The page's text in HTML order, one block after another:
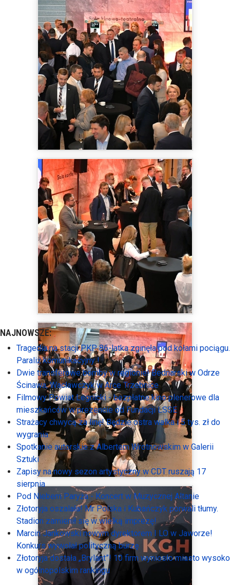
NAJNOWSZE:
Tragedia na stacji PKP. 86-latka zginęła pod kołami pociągu.
Paraliż komunikacyjny !
Dwie transferowe bomby w regionie! Bednarski w Odrze
Ścinawa, Wacławczyk w Arce Trzebnice
Filmowy Powiat Legnicki - bezpłatne kino plenerowe dla
mieszkańców w prezencie od Fundacji LSSE
Strażacy chwycą za linę! Będzie ostra walka i 5 tys. zł do
wygrania
Spotkanie autorskie z Albertem Wrotnowskim w Galerii
Sztuki
Zapisy na nowy sezon artystyczny w CDT ruszają 17
sierpnia
Pod Niebem Paryża - Koncert w Muzycznej Altanie
Złotoryja oszalała! Mr Polska i Kubańczyk porwali tłumy.
Stadion zamienił się w wielką imprezę!
Marcin Jankowski nowym dyrektorem I LO w Jaworze!
Konkurs wywołał polityczną burzę
Złotoryja dostała „Brylant”! 10 firm wyniosło miasto wysoko
w ogólnopolskim rankingu